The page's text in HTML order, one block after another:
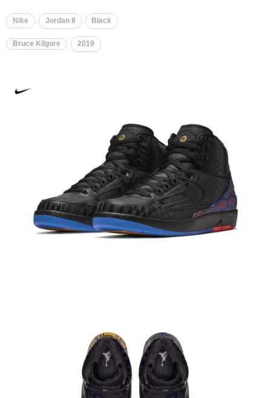
Nike Jordan II Black
Bruce Kilgore 2019